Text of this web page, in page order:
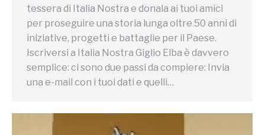
tessera di Italia Nostra e donala ai tuoi amici
per proseguire una storia lunga oltre 50 anni di
iniziative, progetti e battaglie per il Paese.
Iscriversi a Italia Nostra Giglio Elba è davvero
semplice: ci sono due passi da compiere: Invia
una e-mail con i tuoi dati e quelli…